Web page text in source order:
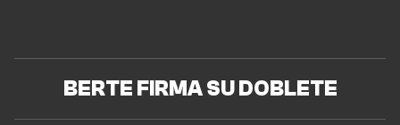
BERTE FIRMA SU DOBLETE